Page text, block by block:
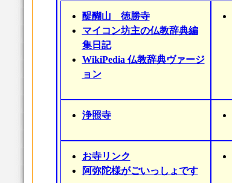
醍醐山 徳勝寺
マイコン坊主の仏教辞典編
集日記
WikiPedia 仏教辞典ヴァージ
ョン
浄照寺
お寺リンク
阿弥陀様がごいっしょです